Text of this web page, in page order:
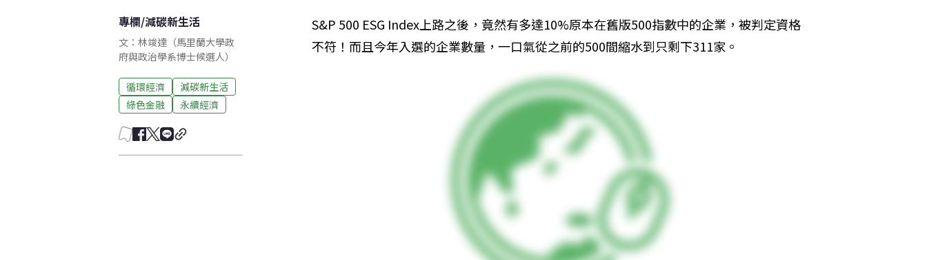
專欄/減碳新生活
文：林竣達（馬里蘭大學政
府與政治學系博士候選人）
循環經濟
減碳新生活
綠色金融
永續經濟
S&P 500 ESG Index上路之後，竟然有多達10%原本在舊版500指數中的企業，被判定資格
不符！而且今年入選的企業數量，一口氣從之前的500間縮水到只剩下311家。